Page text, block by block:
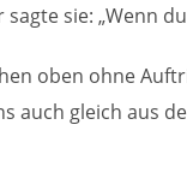
sie: „Wenn
oben ohne
auch gleich aus